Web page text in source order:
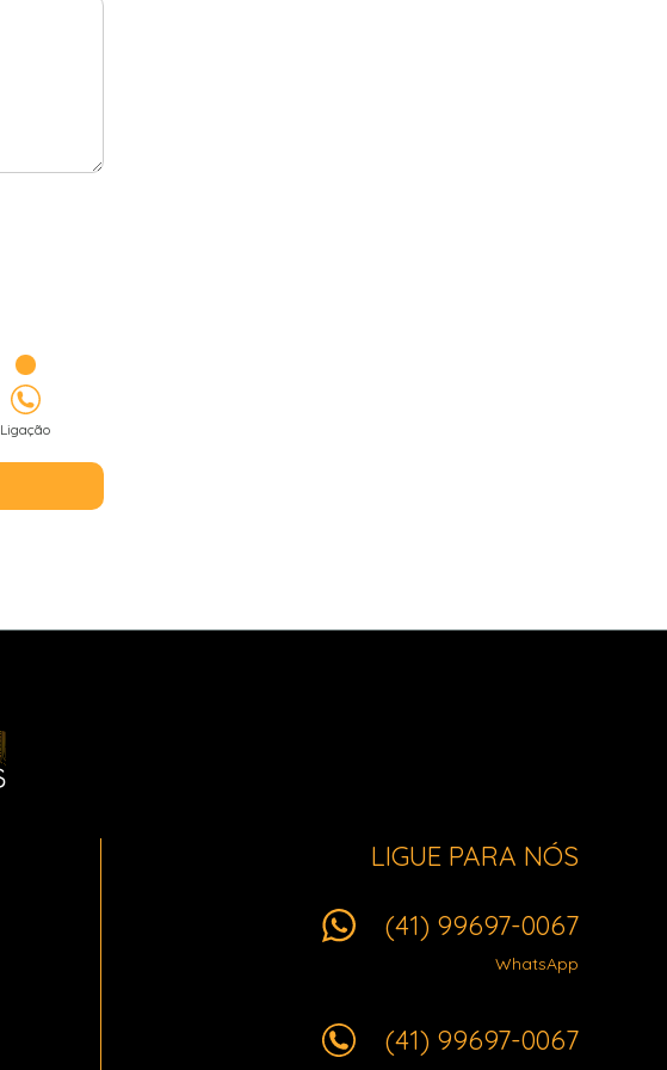
Ligação
LIGUE PARA NÓS
(41) 99697-0067
WhatsApp
(41) 99697-0067